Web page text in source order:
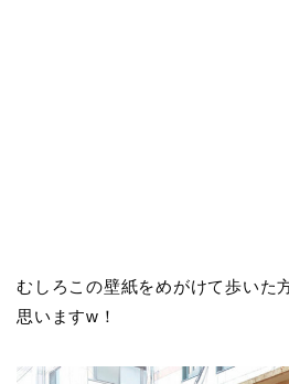
むしろこの壁紙をめがけて歩いた
思いますw！